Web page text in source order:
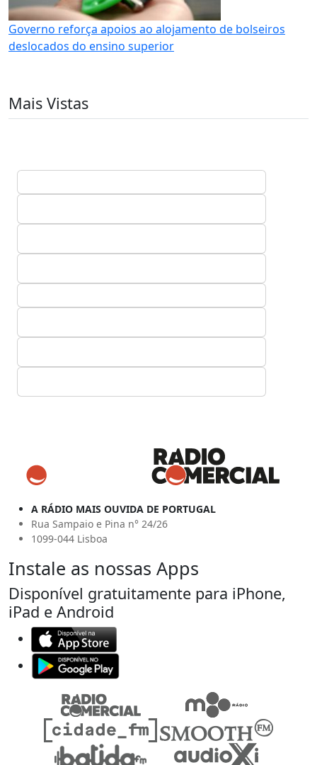
Governo reforça apoios ao alojamento de bolseiros
deslocados do ensino superior
Mais Vistas
A RÁDIO MAIS OUVIDA DE PORTUGAL
Rua Sampaio e Pina n° 24/26
1099-044 Lisboa
Instale as nossas Apps
Disponível gratuitamente para iPhone,
iPad e Android